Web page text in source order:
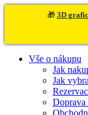
🎁 3D
Vše o nákupu
Jak
Jak
Doprava